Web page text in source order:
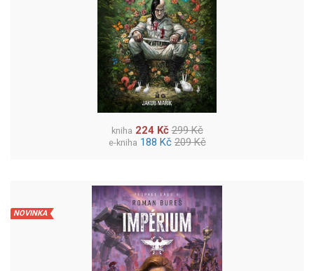
kniha 224 Kč 299 Kč
e-kniha 188 Kč 209 Kč
NOVINKA